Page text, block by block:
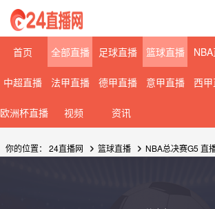
首页 全部直播 足球直播 篮球直播
中超直播 法甲直播 德甲直播 意甲直播 西
欧洲杯直播 视频 资讯
你的位置： 24直播网 篮球直播 NBA总决赛G5 直